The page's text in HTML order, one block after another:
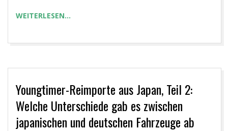
WEITERLESEN…
Youngtimer-Reimporte aus Japan, Teil 2:
Welche Unterschiede gab es zwischen
japanischen und deutschen Fahrzeuge ab